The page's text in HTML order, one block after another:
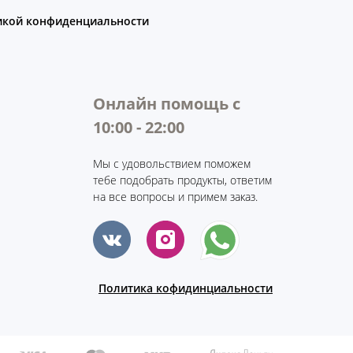
конфиденциальности
Онлайн помощь с
10:00 - 22:00
Мы с удовольствием поможем
тебе подобрать продукты, ответим
на все вопросы и примем заказ.
Политика кофидинциальности